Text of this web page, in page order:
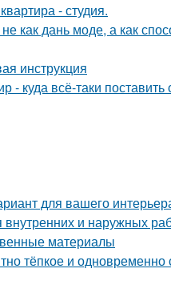
- студия.
как дань моде, а как
инструкция
куда всё-таки поставить
для вашего
и наружных
материалы
тёпкое и одновременно